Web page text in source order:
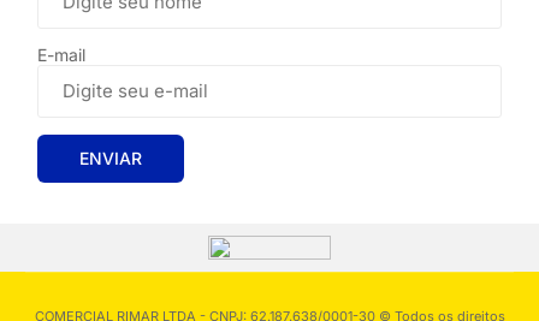
E-mail
COMERCIAL RIMAR LTDA - CNPJ: 62.187.638/0001-30 © Todos os direitos